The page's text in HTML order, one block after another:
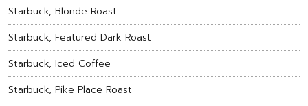
Starbuck, Blonde Roast
Starbuck, Featured Dark Roast
Starbuck, Iced Coffee
Starbuck, Pike Place Roast